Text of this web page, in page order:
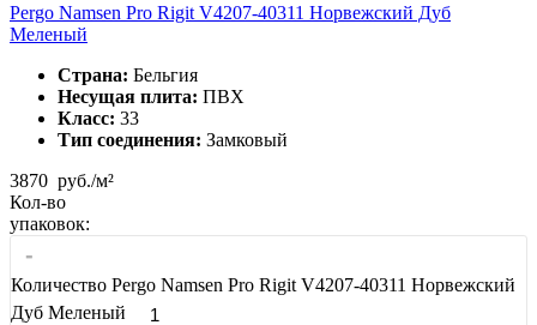
Pergo Namsen Pro Rigit V4207-40311 Норвежский Дуб
Меленый
Страна: Бельгия
Несущая плита: ПВХ
Класс: 33
Тип соединения: Замковый
3870 руб./м²
Кол-во
упаковок:
-
Количество Pergo Namsen Pro Rigit V4207-40311 Норвежский
Дуб Меленый